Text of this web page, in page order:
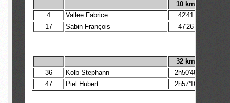
10 km
4
Vallee Fabrice
42'41
17
Sabin François 47'26
32 km
36
Kolb Stephann
2h50'48
47
Piel Hubert 2h57'16